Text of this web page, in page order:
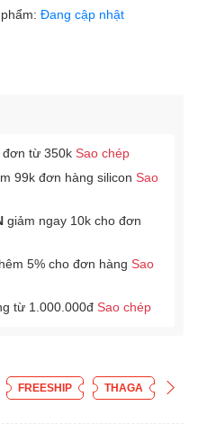
Đang cập nhật
đơn từ 350k Sao chép
99k đơn hàng silicon Sao
giảm ngay 10k cho đơn
5% cho đơn hàng Sao
từ 1.000.000đ Sao chép
FREESHIP THAGA